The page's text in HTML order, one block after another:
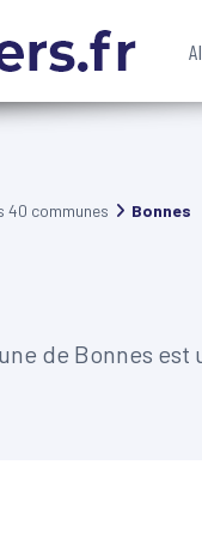
40 communes Bonnes
de Bonnes est